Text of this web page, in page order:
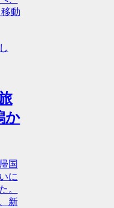
動
か
国
に
。
新